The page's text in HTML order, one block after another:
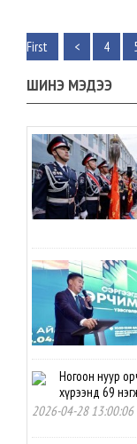
First
< 4
ШИНЭ МЭДЭЭ
Ногоон нуур
хүрээнд 69
2026-04-28 13:00:06